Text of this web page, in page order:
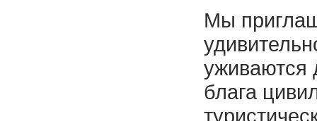
Мы
уживаются
блага